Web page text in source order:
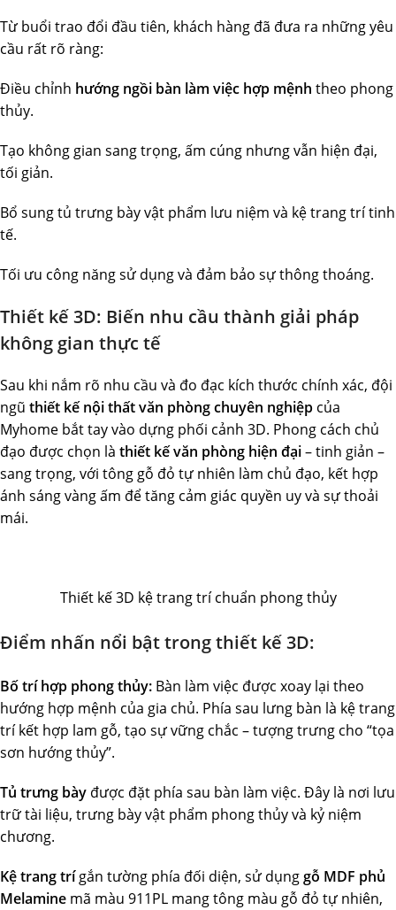
Từ buổi trao đổi đầu tiên, khách hàng đã đưa ra những yêu
cầu rất rõ ràng:
Điều chỉnh hướng ngồi bàn làm việc hợp mệnh theo phong
thủy.
Tạo không gian sang trọng, ấm cúng nhưng vẫn hiện đại,
tối giản.
Bổ sung tủ trưng bày vật phẩm lưu niệm và kệ trang trí tinh
tế.
Tối ưu công năng sử dụng và đảm bảo sự thông thoáng.
Thiết kế 3D: Biến nhu cầu thành giải pháp
không gian thực tế
Sau khi nắm rõ nhu cầu và đo đạc kích thước chính xác, đội
ngũ thiết kế nội thất văn phòng chuyên nghiệp của
Myhome bắt tay vào dựng phối cảnh 3D. Phong cách chủ
đạo được chọn là thiết kế văn phòng hiện đại– tinh giản –
sang trọng, với tông gỗ đỏ tự nhiên làm chủ đạo, kết hợp
ánh sáng vàng ấm để tăng cảm giác quyền uy và sự thoải
mái.
Thiết kế 3D kệ trang trí chuẩn phong thủy
Điểm nhấn nổi bật trong thiết kế 3D:
Bố trí hợp phong thủy: Bàn làm việc được xoay lại theo
hướng hợp mệnh của gia chủ. Phía sau lưng bàn là kệ trang
trí kết hợp lam gỗ, tạo sự vững chắc – tượng trưng cho “tọa
sơn hướng thủy”.
Tủ trưng bày được đặt phía sau bàn làm việc. Đây là nơi lưu
trữ tài liệu, trưng bày vật phẩm phong thủy và kỷ niệm
chương.
Kệ trang trígắn tường phía đối diện, sử dụnggỗ MDF phủ
Melamine mã màu 911PL mang tông màu gỗ đỏ tự nhiên,